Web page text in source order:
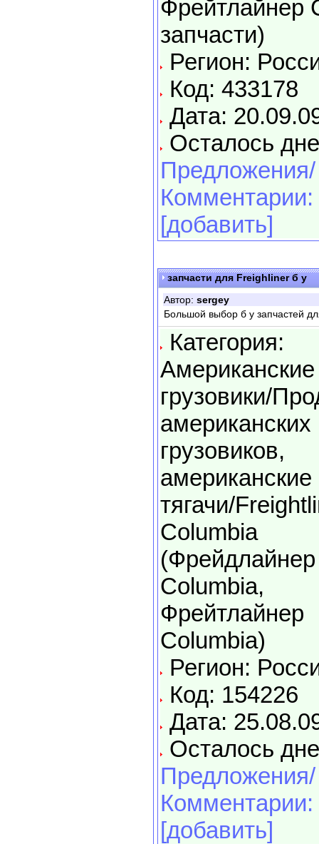
Фрейтлайнер
запчасти)
Регион:
Код: 433178
Дата:
Осталось
Предложения/
Комментарии:
[добавить]
запчасти для Freighliner б у
Автор: sergey
Большой выбор б у запчастей
Категория:
Американские
грузовики/
американских
грузовиков,
американские
тягачи/
Columbia
(Фрейдлайнер
Columbia,
Фрейтлайнер
Columbia)
Регион:
Код: 154226
Дата:
Осталось
Предложения/
Комментарии:
[добавить]